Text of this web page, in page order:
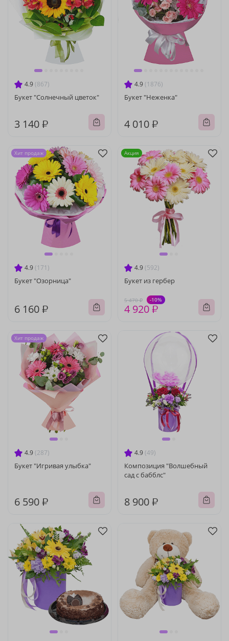
4.9 (867)
Букет "Солнечный цветок"
3 140 ₽
4.9 (1876)
Букет "Неженка"
4 010 ₽
4.9 (171)
Букет "Озорница"
6 160 ₽
Хит продаж
4.9 (592)
Букет из гербер
5 470 ₽ -10%
4 920 ₽
Акция
4.9 (287)
Букет "Игривая улыбка"
6 590 ₽
Хит продаж
4.9 (49)
Композиция "Волшебный
сад с бабблс"
8 900 ₽